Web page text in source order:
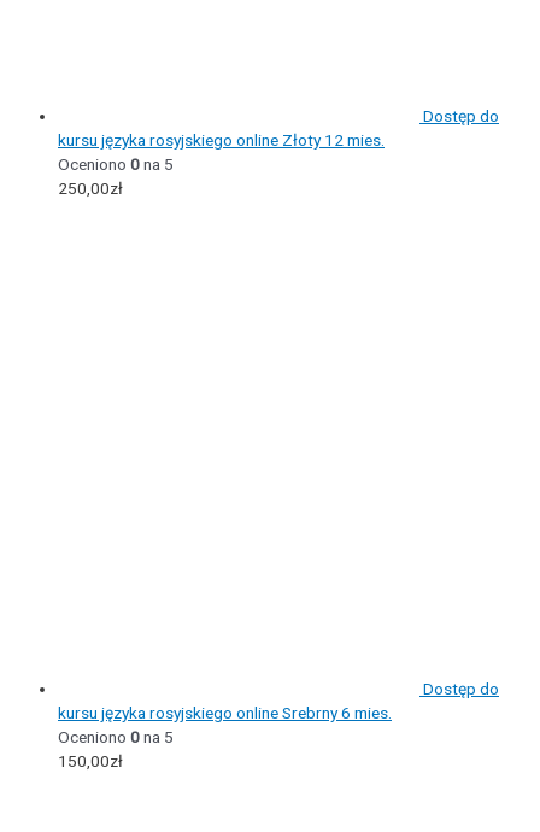
Dostęp do
kursu języka rosyjskiego online Złoty 12 mies.
Oceniono 0na 5
250,00zł
Dostęp do
kursu języka rosyjskiego online Srebrny 6 mies.
Oceniono 0na 5
150,00zł